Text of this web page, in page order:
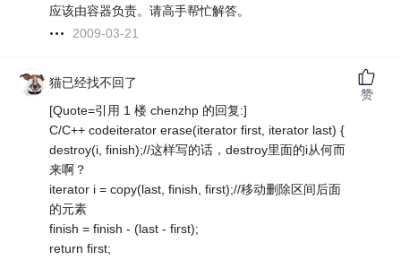
应该由容器负责。请高手帮忙解答。
2009-03-21
猫已经找不回了
[Quote=引用 1 楼 chenzhp 的回复:]
C/C++ codeiterator erase(iterator first, iterator last) {
destroy(i, finish);//这样写的话，destroy里面的i从何而
来啊？
iterator i = copy(last, finish, first);//移动删除区间后面
的元素
finish = finish - (last - first);
return first;
赞